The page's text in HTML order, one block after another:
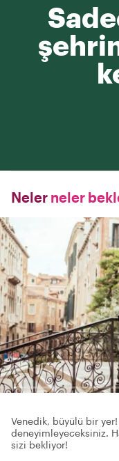
Neler neler
Venedik, büyülü bir
deneyimleyeceksiniz.
sizi bekliyor!